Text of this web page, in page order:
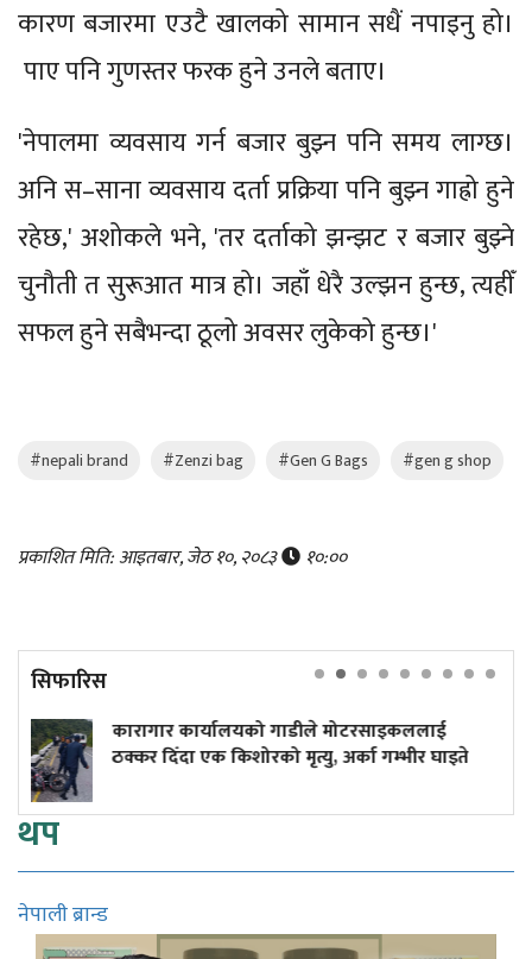
कारण बजारमा एउटै खालको सामान सधैं नपाइनु हो।
पाए पनि गुणस्तर फरक हुने उनले बताए।
'नेपालमा व्यवसाय गर्न बजार बुझ्न पनि समय लाग्छ।
अनि स–साना व्यवसाय दर्ता प्रक्रिया पनि बुझ्न गाह्रो हुने
रहेछ,' अशोकले भने, 'तर दर्ताको झन्झट र बजार बुझ्ने
चुनौती त सुरूआत मात्र हो। जहाँ धेरै उल्झन हुन्छ, त्यहीँ
सफल हुने सबैभन्दा ठूलो अवसर लुकेको हुन्छ।'
#nepali brand #Zenzi bag #Gen G Bags #gen g shop
प्रकाशित मिति: आइतबार, जेठ १०, २०८३ १०:००
सिफारिस
गम्भीर घाइते
दुर्घटनाले डुबेको व्यवसाय, ब्युँताए
कमाइले
थप
नेपाली ब्रान्ड